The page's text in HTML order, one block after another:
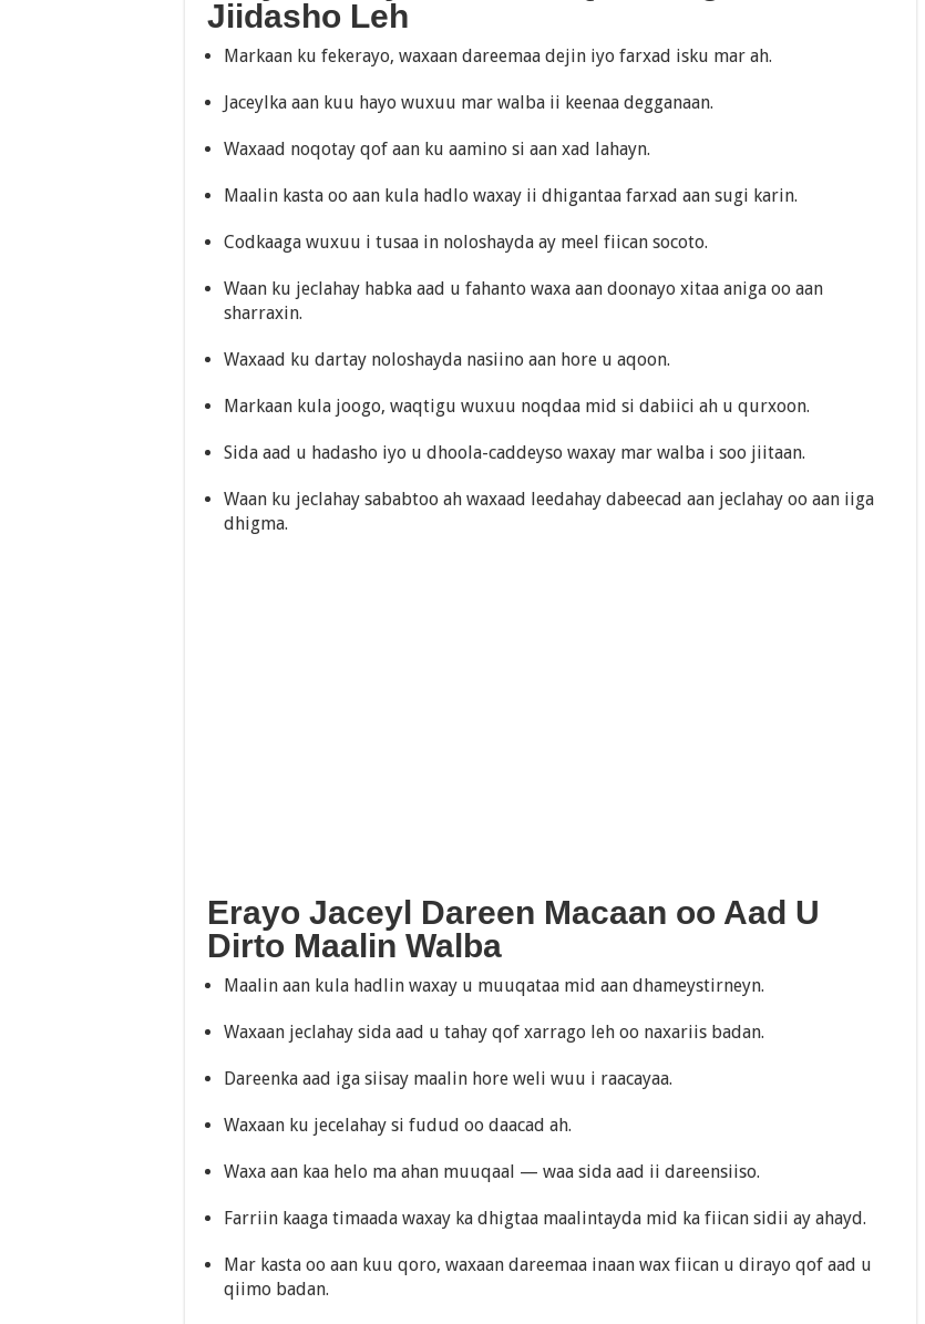
Jiidasho Leh
Markaan ku fekerayo, waxaan dareemaa dejin iyo farxad isku mar ah.
Jaceylka aan kuu hayo wuxuu mar walba ii keenaa degganaan.
Waxaad noqotay qof aan ku aamino si aan xad lahayn.
Maalin kasta oo aan kula hadlo waxay ii dhigantaa farxad aan sugi karin.
Codkaaga wuxuu i tusaa in noloshayda ay meel fiican socoto.
Waan ku jeclahay habka aad u fahanto waxa aan doonayo xitaa aniga oo aan
sharraxin.
Waxaad ku dartay noloshayda nasiino aan hore u aqoon.
Markaan kula joogo, waqtigu wuxuu noqdaa mid si dabiici ah u qurxoon.
Sida aad u hadasho iyo u dhoola-caddeyso waxay mar walba i soo jiitaan.
Waan ku jeclahay sababtoo ah waxaad leedahay dabeecad aan jeclahay oo aan iiga
dhigma.
Erayo Jaceyl Dareen Macaan oo Aad U
Dirto Maalin Walba
Maalin aan kula hadlin waxay u muuqataa mid aan dhameystirneyn.
Waxaan jeclahay sida aad u tahay qof xarrago leh oo naxariis badan.
Dareenka aad iga siisay maalin hore weli wuu i raacayaa.
Waxaan ku jecelahay si fudud oo daacad ah.
Waxa aan kaa helo ma ahan muuqaal — waa sida aad ii dareensiiso.
Farriin kaaga timaada waxay ka dhigtaa maalintayda mid ka fiican sidii ay ahayd.
Mar kasta oo aan kuu qoro, waxaan dareemaa inaan wax fiican u dirayo qof aad u
qiimo badan.